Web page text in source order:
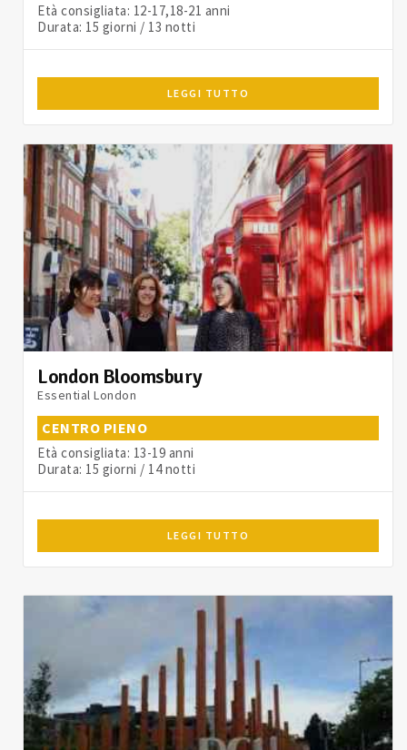
Età consigliata: 12-17,18-21 anni
Durata: 15 giorni / 13 notti
LEGGI TUTTO
London Bloomsbury
Essential London
CENTRO PIENO
Età consigliata: 13-19 anni
Durata: 15 giorni / 14 notti
LEGGI TUTTO